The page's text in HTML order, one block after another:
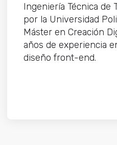
Ingeniería Técnica de
por la Universidad
Máster en Creación
años de experiencia
diseño front-end.